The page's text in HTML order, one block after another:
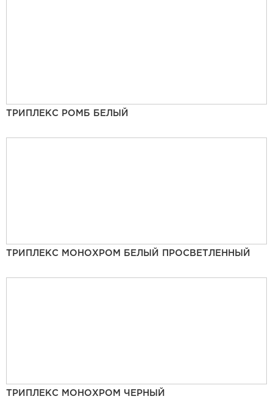
ТРИПЛЕКС РОМБ БЕЛЫЙ
ТРИПЛЕКС МОНОХРОМ БЕЛЫЙ ПРОСВЕТЛЕННЫЙ
ТРИПЛЕКС МОНОХРОМ ЧЕРНЫЙ